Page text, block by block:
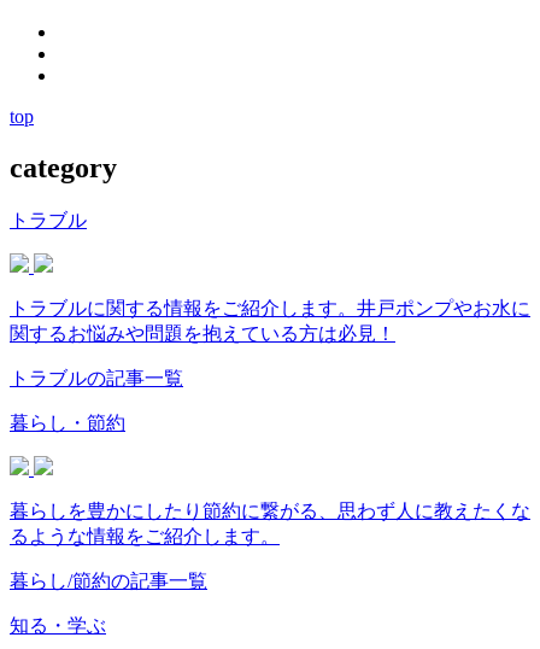
top
category
トラブル
トラブルに関する情報をご紹介します。井戸ポンプやお水に
関するお悩みや問題を抱えている方は必見！
トラブルの記事一覧
暮らし・節約
暮らしを豊かにしたり節約に繋がる、思わず人に教えたくな
るような情報をご紹介します。
暮らし/節約の記事一覧
知る・学ぶ